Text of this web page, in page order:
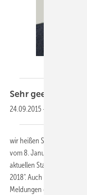
Sehr geehrte
24.09.2015 -
wir heißen Sie herzlich
vom 8. Januar 2018. In
aktuellen Stand bei NIKKI
2018". Auch haben wir für
Meldungen des Dezembers.